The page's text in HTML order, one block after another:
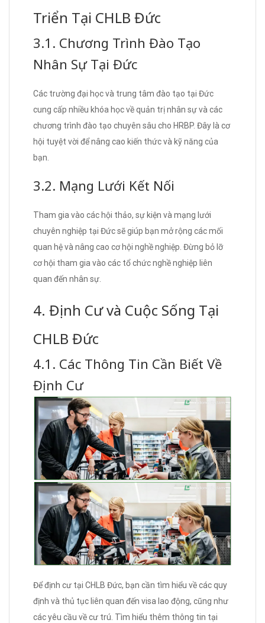
Triển Tại CHLB Đức
3.1. Chương Trình Đào Tạo
Nhân Sự Tại Đức
Các trường đại học và trung tâm đào tạo tại Đức
cung cấp nhiều khóa học về quản trị nhân sự và các
chương trình đào tạo chuyên sâu cho HRBP. Đây là cơ
hội tuyệt vời để nâng cao kiến thức và kỹ năng của
bạn.
3.2. Mạng Lưới Kết Nối
Tham gia vào các hội thảo, sự kiện và mạng lưới
chuyên nghiệp tại Đức sẽ giúp bạn mở rộng các mối
quan hệ và nâng cao cơ hội nghề nghiệp. Đừng bỏ lỡ
cơ hội tham gia vào các tổ chức nghề nghiệp liên
quan đến nhân sự.
4. Định Cư và Cuộc Sống Tại
CHLB Đức
4.1. Các Thông Tin Cần Biết Về
Định Cư
Để định cư tại CHLB Đức, bạn cần tìm hiểu về các quy
định và thủ tục liên quan đến visa lao động, cũng như
các yêu cầu về cư trú. Tìm hiểu thêm thông tin tại